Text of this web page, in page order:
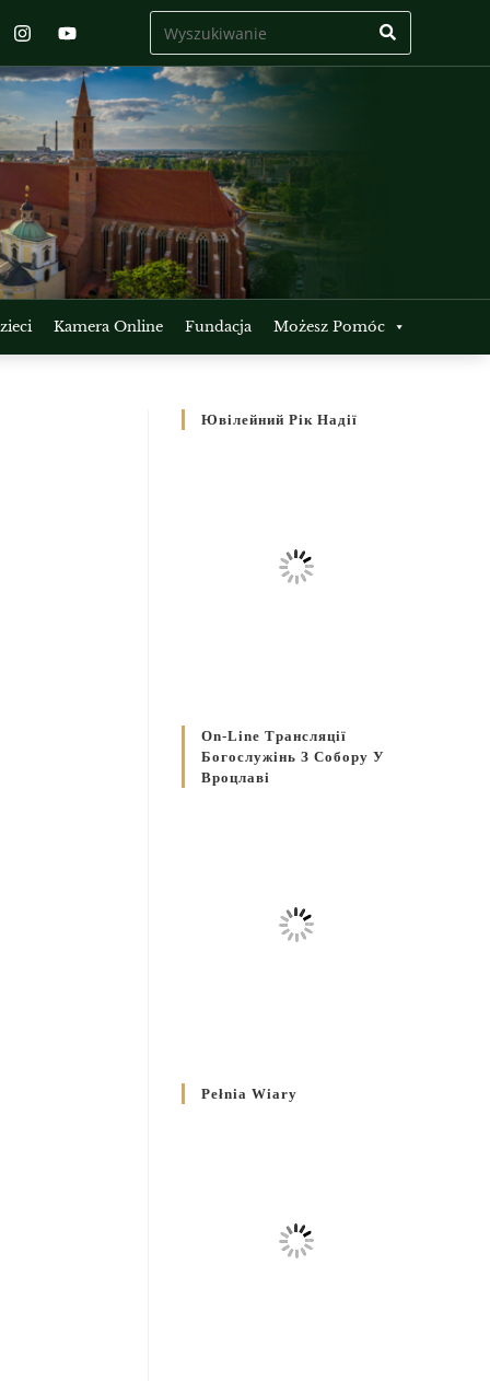
Kamera Online Fundacja Możesz Pomóc
Ювілейний Рік Надії
On-Line Трансляції
Богослужінь З Собору У
Вроцлаві
Pełnia Wiary